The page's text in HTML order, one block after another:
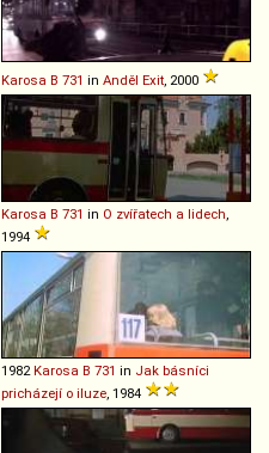
Karosa B 731 in Anděl Exit, 2000
Karosa B 731 in O zvířatech a lidech,
1994
1982Karosa B 731 in Jak básníci
pricházejí o iluze, 1984